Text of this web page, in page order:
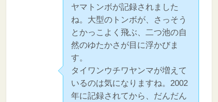
ヤマトンボが記録されました
ね。大型のトンボが、さっそう
とかっこよく飛ぶ、二つ池の自
然のゆたかさが目に浮かびま
す。
タイワンウチワヤンマが増えて
いるのは気になりますね。2002
年に記録されてから、だんだん